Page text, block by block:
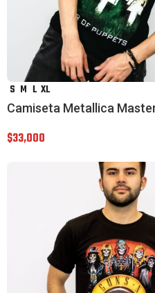
S M L XL
Camiseta Metallica
$33,000